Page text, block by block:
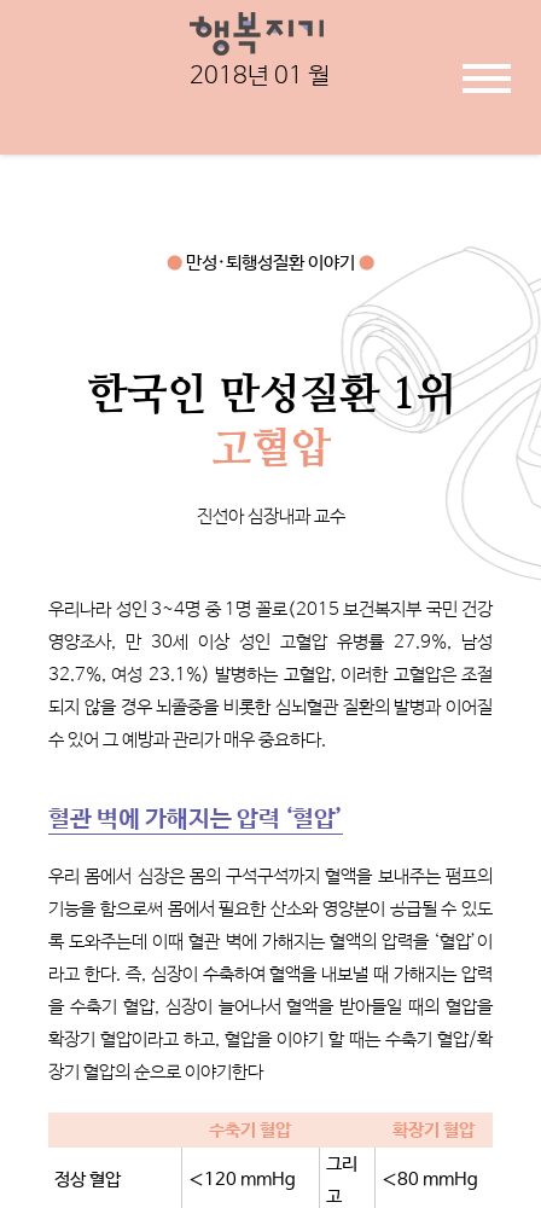
2018년 01 월
● 만성·퇴행성질환 이야기 ●
한국인 만성질환 1위
고혈압
진선아 심장내과 교수
우리나라 성인 3~4명 중 1명 꼴로(2015 보건복지부 국민 건강
영양조사, 만 30세 이상 성인 고혈압 유병률 27.9%, 남성
32.7%, 여성 23.1%) 발병하는 고혈압, 이러한 고혈압은 조절
되지 않을 경우 뇌졸중을 비롯한 심뇌혈관 질환의 발병과 이어질
수 있어 그 예방과 관리가 매우 중요하다.
혈관 벽에 가해지는 압력 ‘혈압’
우리 몸에서 심장은 몸의 구석구석까지 혈액을 보내주는 펌프의
기능을 함으로써 몸에서 필요한 산소와 영양분이 공급될 수 있도
록 도와주는데 이때 혈관 벽에 가해지는 혈액의 압력을 ‘혈압’이
라고 한다. 즉, 심장이 수축하여 혈액을 내보낼 때 가해지는 압력
을 수축기 혈압, 심장이 늘어나서 혈액을 받아들일 때의 혈압을
확장기 혈압이라고 하고, 혈압을 이야기 할 때는 수축기 혈압/확
장기 혈압의 순으로 이야기한다
수축기 혈압 확장기 혈압
정상 혈압 ＜120 mmHg
그리
고
＜80 mmHg